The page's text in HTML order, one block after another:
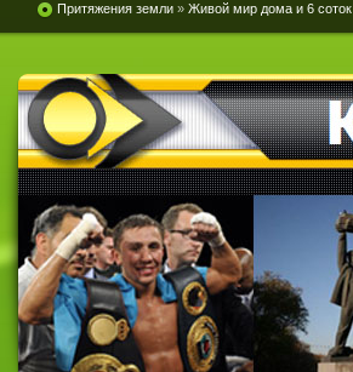
Притяжения земли » Живой мир дома и 6 соток